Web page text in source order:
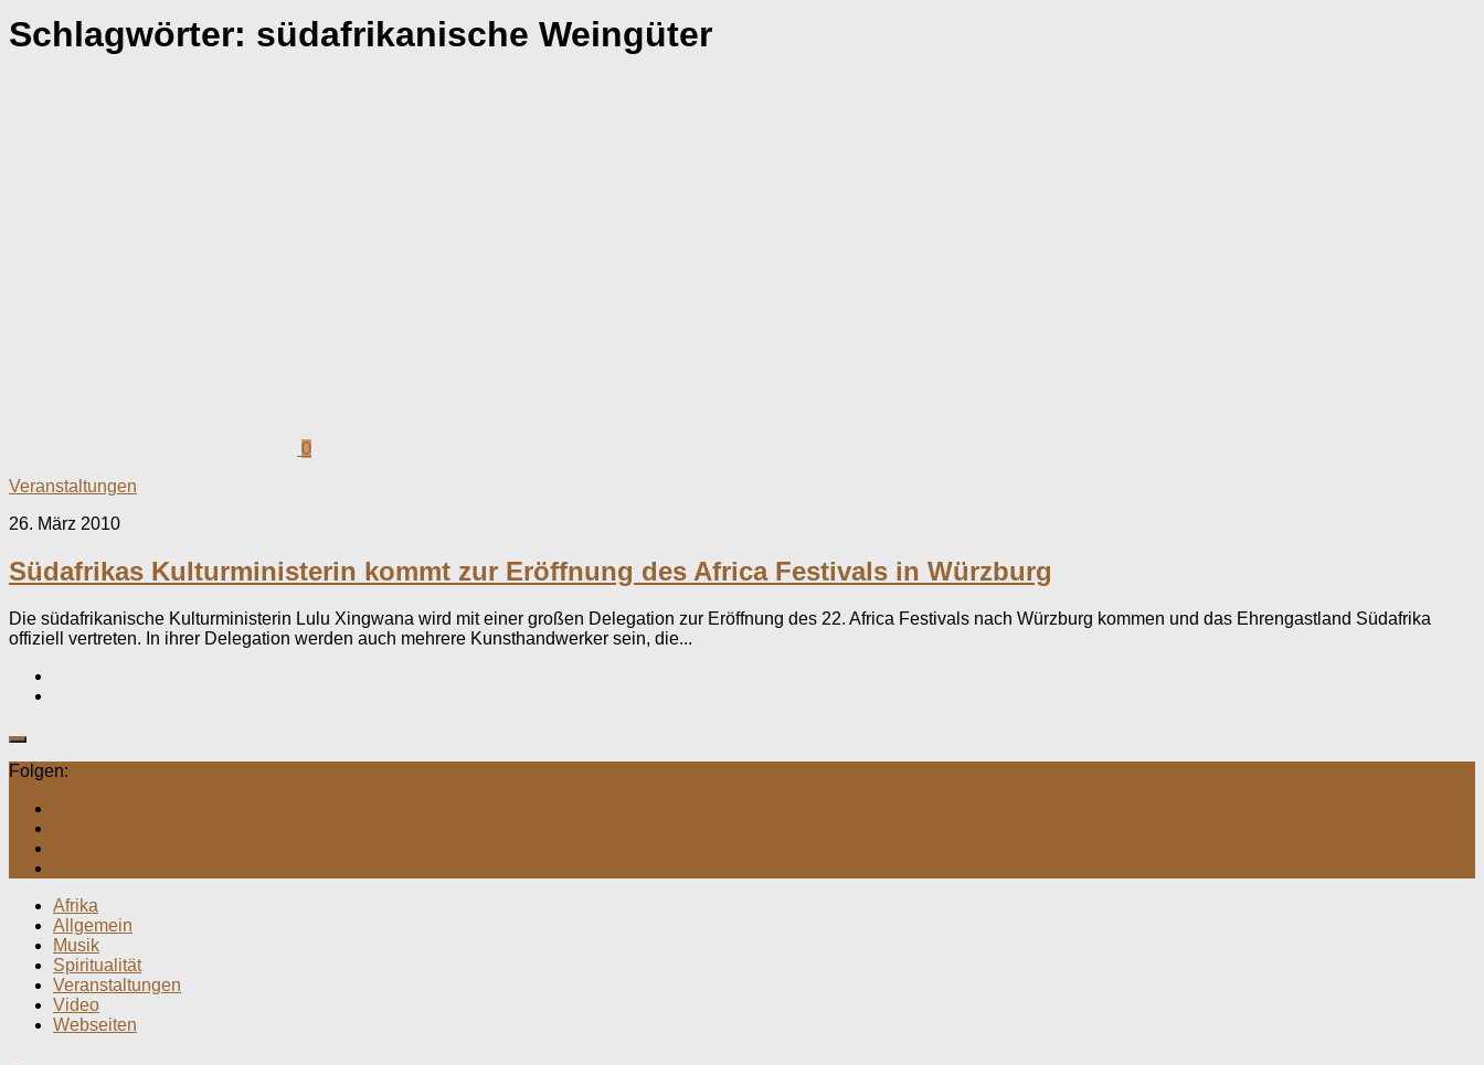
Schlagwörter: südafrikanische Weingüter
0
Veranstaltungen
26. März 2010
Südafrikas Kulturministerin kommt zur Eröffnung des Africa Festivals in Würzburg
Die südafrikanische Kulturministerin Lulu Xingwana wird mit einer großen Delegation zur Eröffnung des 22. Africa Festivals nach Würzburg kommen und das Ehrengastland Südafrika
offiziell vertreten. In ihrer Delegation werden auch mehrere Kunsthandwerker sein, die...
Folgen:
Afrika
Allgemein
Musik
Spiritualität
Veranstaltungen
Video
Webseiten